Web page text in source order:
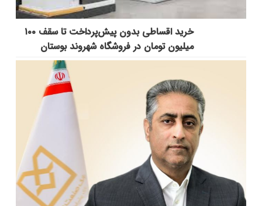
خرید اقساطی بدون پیش‌پرداخت تا سقف ۱۰۰
میلیون تومان در فروشگاه شهروند بوستان